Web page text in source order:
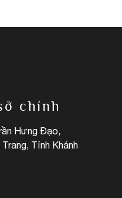
chính
Hưng Đạo,
Tỉnh Khánh